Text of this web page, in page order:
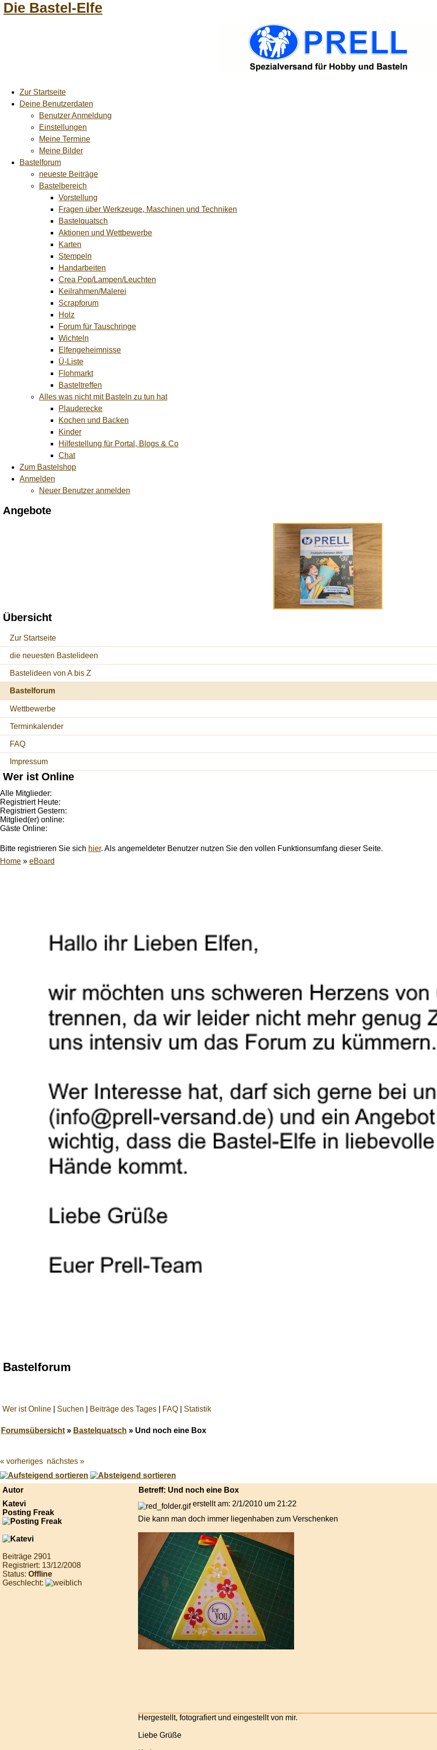
Die Bastel-Elfe
Zur Startseite
Deine Benutzerdaten
Benutzer Anmeldung
Einstellungen
Meine Termine
Meine Bilder
Bastelforum
neueste Beiträge
Bastelbereich
Vorstellung
Fragen über Werkzeuge, Maschinen und Techniken
Bastelquatsch
Aktionen und Wettbewerbe
Karten
Stempeln
Handarbeiten
Crea Pop/Lampen/Leuchten
Keilrahmen/Malerei
Scrapforum
Holz
Forum für Tauschringe
Wichteln
Elfengeheimnisse
Ü-Liste
Flohmarkt
Basteltreffen
Alles was nicht mit Basteln zu tun hat
Plauderecke
Kochen und Backen
Kinder
Hilfestellung für Portal, Blogs & Co
Chat
Zum Bastelshop
Anmelden
Neuer Benutzer anmelden
Angebote
Übersicht
Zur Startseite
die neuesten Bastelideen
Bastelideen von A bis Z
Bastelforum
Wettbewerbe
Terminkalender
FAQ
Impressum
Wer ist Online
Alle Mitglieder:
Registriert Heute:
Registriert Gestern:
Mitglied(er) online:
Gäste Online:
Bitte registrieren Sie sich hier. Als angemeldeter Benutzer nutzen Sie den vollen Funktionsumfang dieser Seite.
Home » eBoard
Bastelforum
Wer ist Online Suchen Beiträge des Tages FAQ Statistik
Forumsübersicht» Bastelquatsch » Und noch eine Box
Best
online
live
casino
« vorheriges nächstes »
Autor
Betreff: Und noch eine Box
Katevi
Posting Freak
Beiträge 2901
Registriert: 13/12/2008
Status: Offline
Geschlecht:
erstellt am: 2/1/2010 um 21:22
Die kann man doch immer liegenhaben zum Verschenken
Hergestellt, fotografiert und eingestellt von mir.
Liebe Grüße